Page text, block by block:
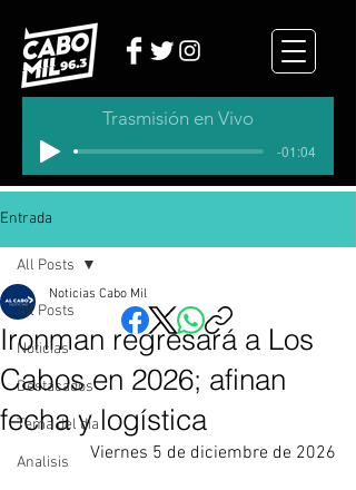
Trasmisión en Vivo
-01:04
Entrada
All Posts
Noticias
Destacados
Tema del dia
Analisis
All Posts
Ironman regresará a Los
Cabos en 2026; afinan
fecha y logística
Noticias Cabo Mil
Viernes 5 de diciembre de 2026